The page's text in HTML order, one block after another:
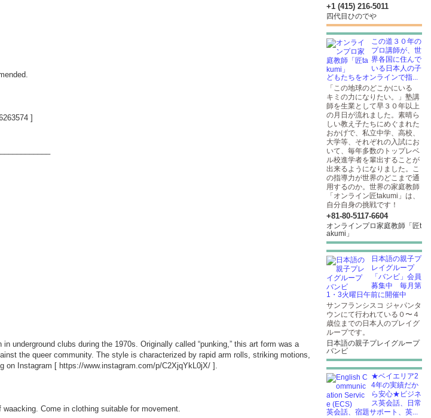
]
underground clubs during the 1970s. Originally called “punking,” this art form was a
the queer community. The style is characterized by rapid arm rolls, striking motions,
on Instagram [ https://www.instagram.com/p/C2XjqYkL0jX/ ].
Come in clothing suitable for movement.
+1 (415) 216-5011
四代目ひのでや
この道３０年の
プロ講師が、世
界各国に住んで
いる日本人の子
どもたちをオンラインで指...
「この地球のどこかにいる
キミの力になりたい。」塾講
師を生業として早３０年以上
の月日が流れました。素晴ら
しい教え子たちにめぐまれた
おかげで、私立中学、高校、
大学等、それぞれの入試にお
いて、毎年多数のトップレベ
ル校進学者を輩出することが
出来るようになりました。こ
の指導力が世界のどこまで通
用するのか。世界の家庭教師
「オンライン匠takumi」は、
自分自身の挑戦です！
+81-80-5117-6604
オンラインプロ家庭教師「匠t
akumi」
日本語の親子プ
レイグループ
「バンビ」会員
募集中 毎月第
1・3火曜日午前に開催中
サンフランシスコ ジャパンタ
ウンにて行われている０〜４
歳位までの日本人のプレイグ
ループです。
日本語の親子プレイグループ
バンビ
★ベイエリア2
4年の実績だか
ら安心★ビジネ
ス英会話、日常
英会話、宿題サポート、英...